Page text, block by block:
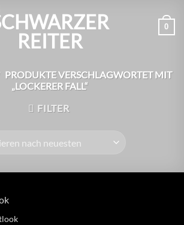
0
PRODUKTE VERSCHLAGWORTET MIT
„LOCKERER FALL“
FILTER